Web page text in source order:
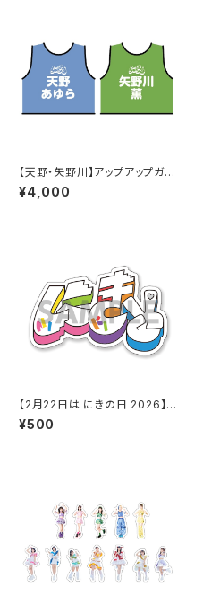
【天野・矢野川】アップアップガー
ルズ（２） ビブス 2026ver.
¥4,000
【2月22日は にきの日 2026】き
にちゃんロゴ7色ver. クリアス
テッカー
¥500